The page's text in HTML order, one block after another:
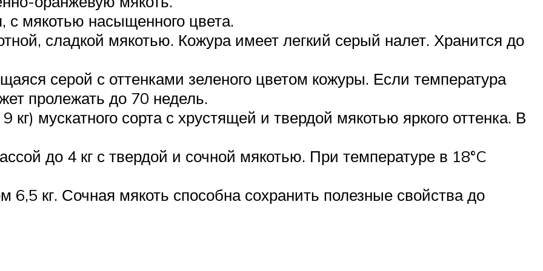
с мякотью насыщенного цвета.
сладкой мякотью. Кожура имеет легкий серый налет. Хранится до
серой с оттенками зеленого цветом кожуры. Если температура
пролежать до 70 недель.
мускатного сорта с хрустящей и твердой мякотью яркого оттенка. В
до 4 кг с твердой и сочной мякотью. При температуре в 18°C
кг. Сочная мякоть способна сохранить полезные свойства до